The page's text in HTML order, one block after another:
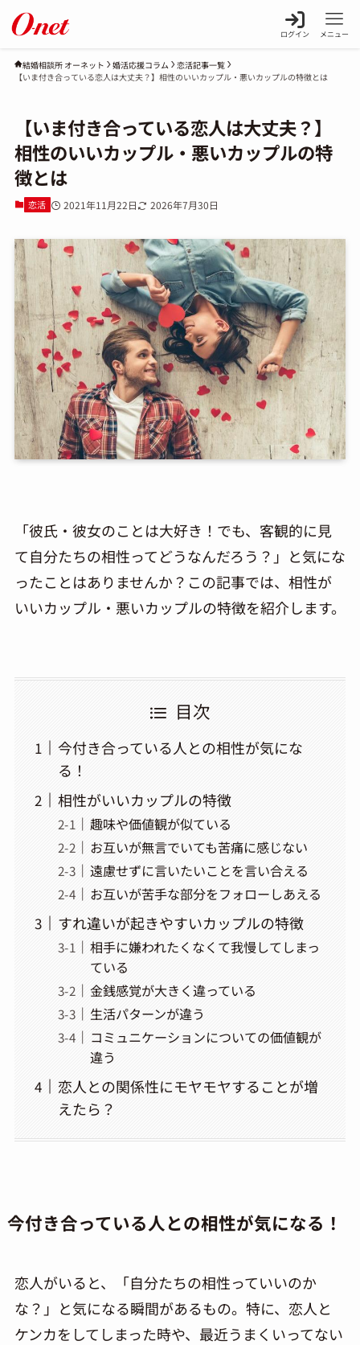
ログイン メニュー
結婚相談所 オーネット 婚活応援コラム
恋活記事一覧
【いま付き合っている恋人は大丈夫？】相性のいいカップル・悪いカップルの特徴とは
【いま付き合っている恋人は大丈夫？】
相性のいいカップル・悪いカップルの特
徴とは
恋活 2021年11月22日 2026年7月30日
「彼氏・彼女のことは大好き！でも、客観的に見
て自分たちの相性ってどうなんだろう？」と気にな
ったことはありませんか？この記事では、相性が
いいカップル・悪いカップルの特徴を紹介します。
目次
今付き合っている人との相性が気にな
る！
相性がいいカップルの特徴
趣味や価値観が似ている
お互いが無言でいても苦痛に感じない
遠慮せずに言いたいことを言い合える
お互いが苦手な部分をフォローしあえる
すれ違いが起きやすいカップルの特徴
相手に嫌われたくなくて我慢してしまっ
ている
金銭感覚が大きく違っている
生活パターンが違う
コミュニケーションについての価値観が
違う
恋人との関係性にモヤモヤすることが増
えたら？
今付き合っている人との相性が気になる！
恋人がいると、「自分たちの相性っていいのか
な？」と気になる瞬間があるもの。特に、恋人と
ケンカをしてしまった時や、最近うまくいってない